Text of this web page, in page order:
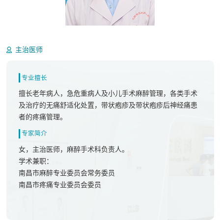
主治医师
专业擅长
擅长老年病人，急危重病人及小儿手术麻醉管理，各类手术
及治疗的无痛舒适化处置，带状疱疹及带状疱疹后神经痛患
者的疼痛管理。
专家简介
女，主治医师，麻醉手术科负责人。
学术兼职：
南昌市麻醉专业委员会常务委员
南昌市疼痛专业委员会委员